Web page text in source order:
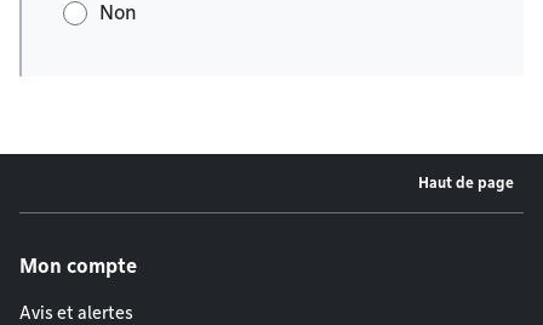
Non
Haut de page
Mon compte
Avis et alertes